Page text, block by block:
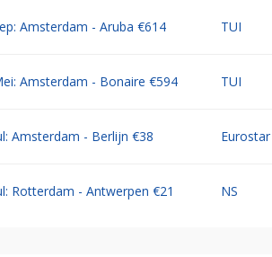
Amsterdam - Aruba €614 TUI
Amsterdam - Bonaire €594 TUI
Amsterdam - Berlijn €38 Eurostar
Rotterdam - Antwerpen €21 NS